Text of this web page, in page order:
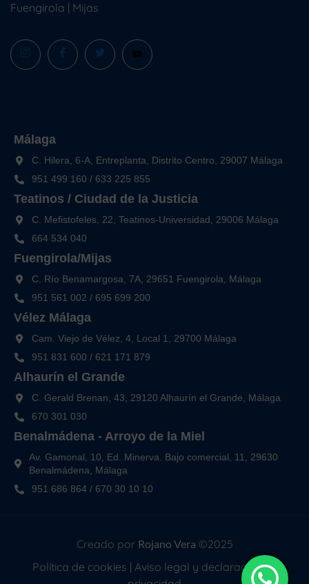
Fuengirola | Mijas
Málaga
C. Hilera, 6-A, Entreplanta, Distrito Centro, 29007 Málaga
951 499 160 / 633 225 855
Teatinos / Ciudad de la Justicia
C. Mefistofeles, 22, Teatinos-Universidad, 29006 Málaga
664 534 040
Fuengirola/Mijas
C. Río Benamargosa, 7A, 29651 Fuengirola, Málaga
951 561 002 / 695 699 200
Vélez Málaga
Cam. Viejo de Vélez, 4, Local 1, 29700 Málaga
951 831 600 / 621 171 879
Alhaurín el Grande
C. Gerald Brenan, 43, 29120 Alhaurín el Grande, Málaga
670 301 030
Benalmádena - Arroyo de la Miel
Av. Gamonal, 10, Ed. Minerva. Bajo comercial, 11, 29630
Benalmádena, Málaga
951 686 864 / 670 30 10 10
Creado por Rojano Vera ©2025
Política de cookies | Aviso legal y declaración de